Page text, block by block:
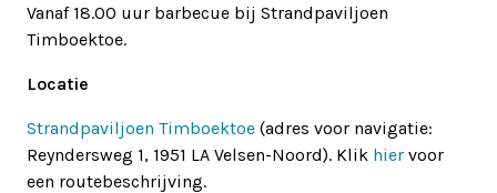
Vanaf 18.00 uur barbecue bij Strandpaviljoen
Timboektoe.
Locatie
Strandpaviljoen Timboektoe (adres voor navigatie:
Reyndersweg 1, 1951 LA Velsen-Noord). Klik hier voor
een routebeschrijving.